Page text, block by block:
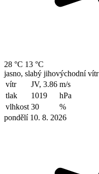
28 °C 13 °C
jasno, slabý jihovýchodní vítr
vítr
JV, 3.86 m/s
tlak
1019
hPa
vlhkost 30
%
pondělí 10. 8. 2026